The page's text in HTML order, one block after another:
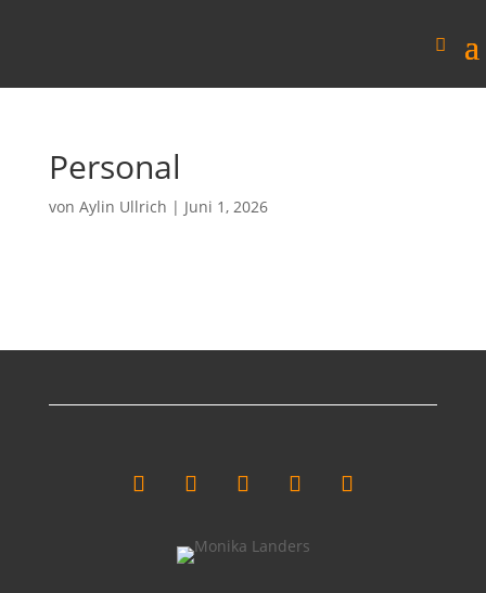
Personal
von Aylin Ullrich | Juni 1, 2026